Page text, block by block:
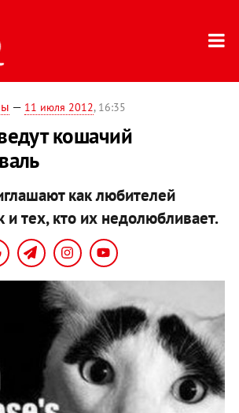
— 11 июля 2012, 16:35
кошачий
как любителей
и тех, кто их недолюбливает.